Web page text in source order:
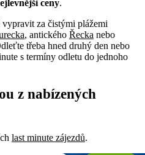
ceny.
vypravit za čistými plážemi
, antického Řecka nebo
třeba hned druhý den nebo
s termíny odletu do jednoho
z nabízených
last minute zájezdů.